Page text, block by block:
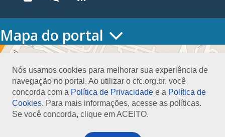
Nós usamos cookies para melhorar sua experiência de
navegação no portal. Ao utilizar o cfc.org.br, você
concorda com a Política de Privacidade e a Política de
Cookies. Para mais informações, acesse as políticas.
Se você concorda, clique em ACEITO.
Mapa do portal
HOME
Conselho Diretor
Nossa Sede
Planejamento
Organograma
Medalha João Lyra